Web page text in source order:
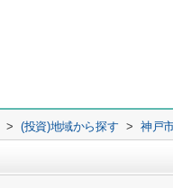
> (投資)地域から探す > 神戸